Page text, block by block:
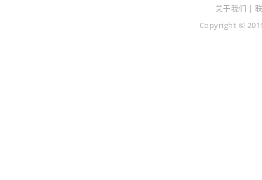
关于我们 |
Copyright ©